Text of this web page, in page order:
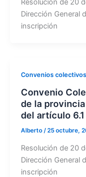
Resolución de 20
Dirección General
inscripción
Convenios
Convenio
de la
del artículo 6.1
Alberto /25 octubre,
Resolución de 20
Dirección General
inscripción